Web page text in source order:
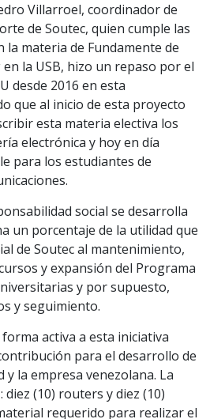
Villarroel, coordinador de
de Soutec, quien cumple las
materia de Fundamente de
la USB, hizo un repaso por el
desde 2016 en esta
que al inicio de esta proyecto
esta materia electiva los
electrónica y hoy en día
para los estudiantes de
social se desarrolla
un porcentaje de la utilidad que
de Soutec al mantenimiento,
y expansión del Programa
y por supuesto,
y seguimiento.
activa a esta iniciativa
para el desarrollo de
y la empresa venezolana. La
(10) routers y diez (10)
requerido para realizar el